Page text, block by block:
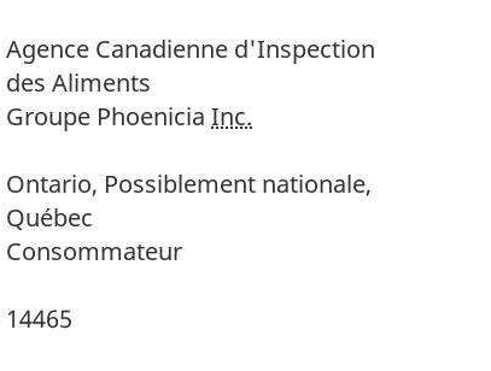
Agence Canadienne d'Inspection
des Aliments
Groupe Phoenicia Inc.
Ontario, Possiblement nationale,
Québec
Consommateur
14465